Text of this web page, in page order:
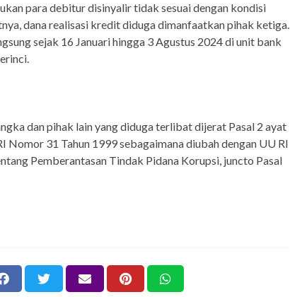
para debitur disinyalir tidak sesuai dengan kondisi
dana realisasi kredit diduga dimanfaatkan pihak ketiga.
sejak 16 Januari hingga 3 Agustus 2024 di unit bank
dan pihak lain yang diduga terlibat dijerat Pasal 2 ayat
Nomor 31 Tahun 1999 sebagaimana diubah dengan UU RI
Pemberantasan Tindak Pidana Korupsi, juncto Pasal